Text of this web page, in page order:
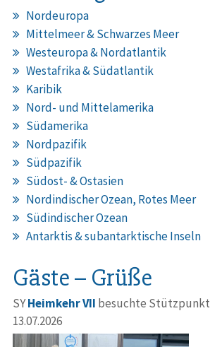
Nordeuropa
Mittelmeer & Schwarzes Meer
Westeuropa & Nordatlantik
Westafrika & Südatlantik
Karibik
Nord- und Mittelamerika
Südamerika
Nordpazifik
Südpazifik
Südost- & Ostasien
Nordindischer Ozean, Rotes Meer
Südindischer Ozean
Antarktis & subantarktische Inseln
Gäste – Grüße
SYHeimkehr VII besuchte Stützpunkt
13.07.2026